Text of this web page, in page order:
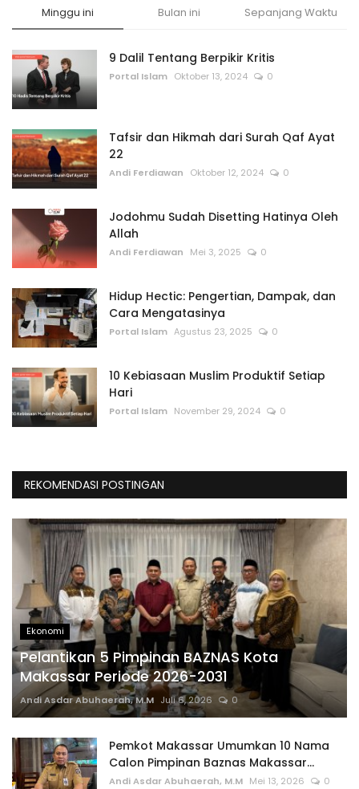
Minggu ini Bulan ini Sepanjang Waktu
9 Dalil Tentang Berpikir Kritis
Portal Islam Oktober 13, 2024 0
Tafsir dan Hikmah dari Surah Qaf Ayat
22
Andi Ferdiawan Oktober 12, 2024 0
Jodohmu Sudah Disetting Hatinya Oleh
Allah
Andi Ferdiawan Mei 3, 2025 0
Hidup Hectic: Pengertian, Dampak, dan
Cara Mengatasinya
Portal Islam Agustus 23, 2025 0
10 Kebiasaan Muslim Produktif Setiap
Hari
Portal Islam November 29, 2024 0
REKOMENDASI POSTINGAN
Ekonomi
Pelantikan 5 Pimpinan BAZNAS Kota
Makassar Periode 2026-2031
Andi Asdar Abuhaerah, M.M Juli 6, 2026 0
Pemkot Makassar Umumkan 10 Nama
Calon Pimpinan Baznas Makassar...
Andi Asdar Abuhaerah, M.M Mei 13, 2026 0